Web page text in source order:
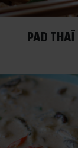
PAD THAÏ